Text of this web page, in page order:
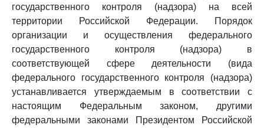
государственного контроля (надзора) на всей
территории Российской Федерации. Порядок
организации и осуществления федерального
государственного контроля (надзора) в
соответствующей сфере деятельности (вида
федерального государственного контроля (надзора)
устанавливается утверждаемым в соответствии с
настоящим Федеральным законом, другими
федеральными законами Президентом Российской